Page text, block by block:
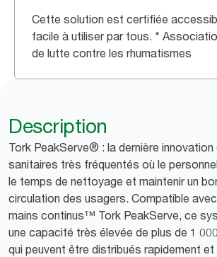
Cette solution est certifiée
facile à utiliser par tous. *
de lutte contre les rhumatismes
Description
Tork PeakServe® : la dernière
sanitaires très fréquentés où le
le temps de nettoyage et maintenir un
circulation des usagers. Compatible
mains continus™ Tork PeakServe, ce
une capacité très élevée de plus de 1
qui peuvent être distribués rapidement et